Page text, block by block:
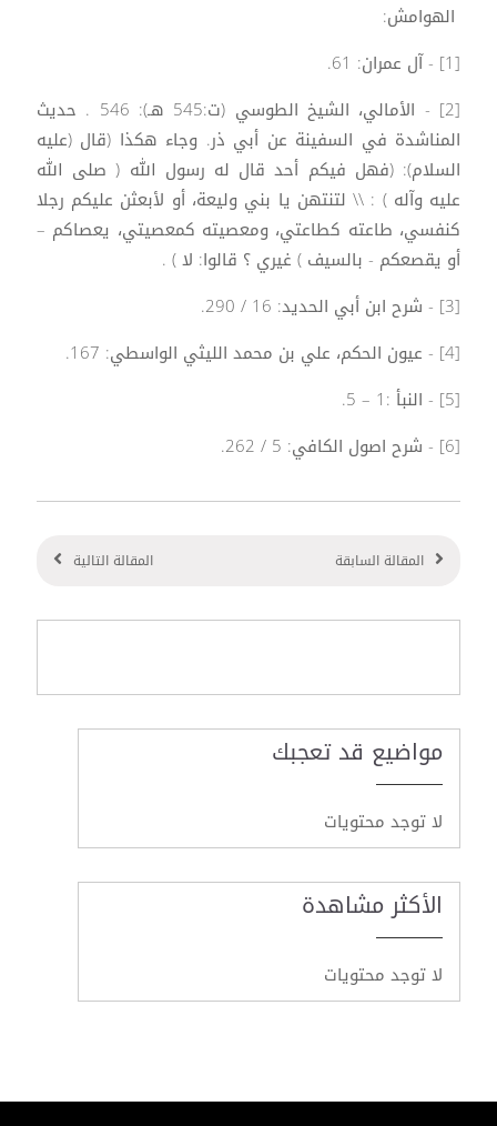
الهوامش:
[1] - آل عمران: 61.
[2] - الأمالي، الشيخ الطوسي (ت:545 هـ): 546 . حديث
المناشدة في السفينة عن أبي ذر. وجاء هكذا (قال (عليه
السلام): (فهل فيكم أحد قال له رسول الله ( صلى الله
عليه وآله ) : \\ لتنتهن يا بني وليعة، أو لأبعثن عليكم رجلا
كنفسي، طاعته كطاعتي، ومعصيته كمعصيتي، يعصاكم –
أو يقصعكم - بالسيف ) غيري ؟ قالوا: لا ) .
[3] - شرح ابن أبي الحديد: 16 / 290.
[4] - عيون الحكم، علي بن محمد الليثي الواسطي: 167.
[5] - النبأ :1 – 5.
[6] - شرح اصول الكافي: 5 / 262.
المقالة السابقة المقالة التالية
مواضيع قد تعجبك
لا توجد محتويات
الأكثر مشاهدة
لا توجد محتويات